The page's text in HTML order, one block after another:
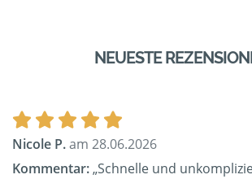
NEUESTE
Nicole P.am 28.06.2026
Kommentar:„Schnelle und